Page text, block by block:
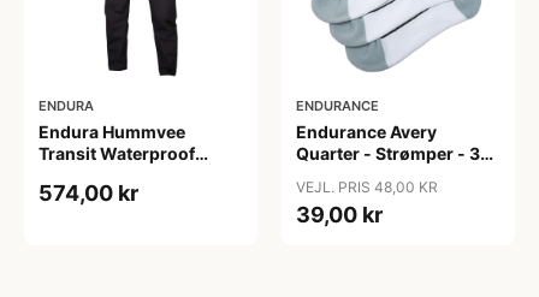
ENDURA
Endura Hummvee
Transit Waterproof
bukser - Black - Str. XL
574,00 kr
ENDURANCE
Endurance Avery
Quarter - Strømper - 3
VEJL. PRIS 48,00 KR
39,00 kr